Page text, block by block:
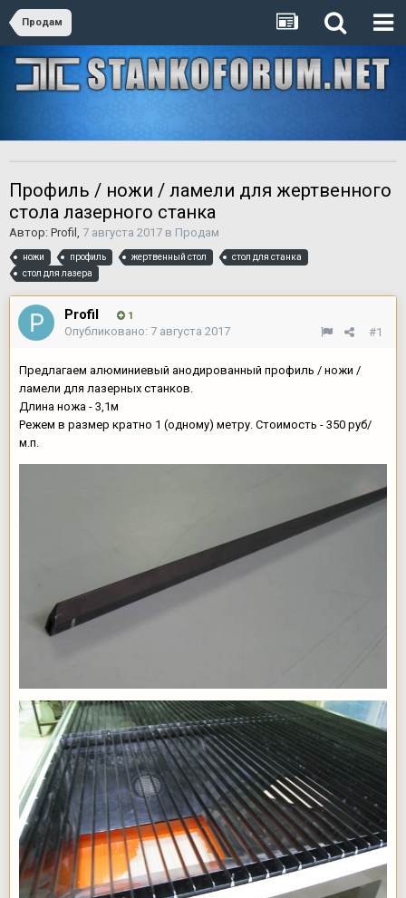
Продам
Профиль / ножи / ламели для жертвенного
стола лазерного станка
Автор: Profil , 7 августа 2017 в Продам
ножи профиль жертвенный стол
стол для станка
стол для лазера
Profil 1
#1
Опубликовано: 7 августа 2017
Предлагаем алюминиевый анодированный профиль / ножи /
ламели для лазерных станков.
Длина ножа - 3,1м
Режем в размер кратно 1 (одному) метру. Стоимость - 350 руб/
м.п.